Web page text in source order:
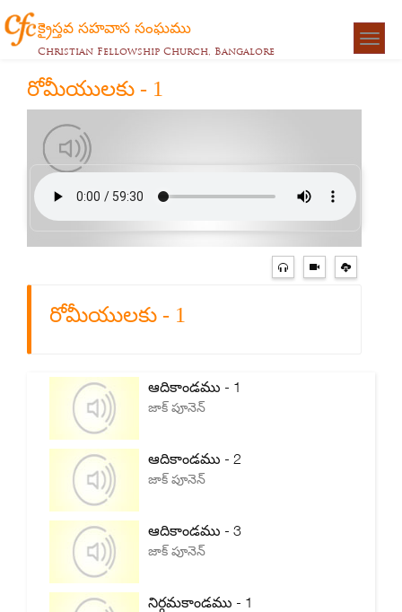
క్రైస్తవ సహవాస సంఘము
Christian Fellowship Church, Bangalore
రోమీయులకు - 1
రోమీయులకు - 1
ఆదికాండము - 1
జాక్ పూనెన్
ఆదికాండము - 2
జాక్ పూనెన్
ఆదికాండము - 3
జాక్ పూనెన్
నిర్గమకాండము - 1